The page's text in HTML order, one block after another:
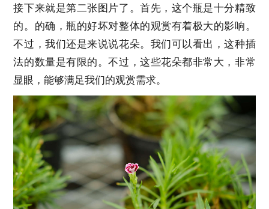
接下来就是第二张图片了。首先，这个瓶是十分精致
的。的确，瓶的好坏对整体的观赏有着极大的影响。
不过，我们还是来说说花朵。我们可以看出，这种插
法的数量是有限的。不过，这些花朵都非常大，非常
显眼，能够满足我们的观赏需求。